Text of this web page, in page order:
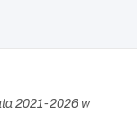
2021-2026 w